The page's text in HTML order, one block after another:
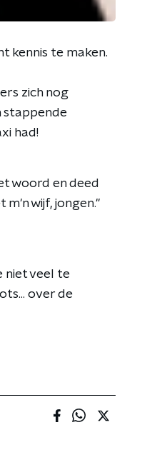
kennis te maken.
zich nog
stappende
had!
woord en deed
wijf, jongen."
niet veel te
over de